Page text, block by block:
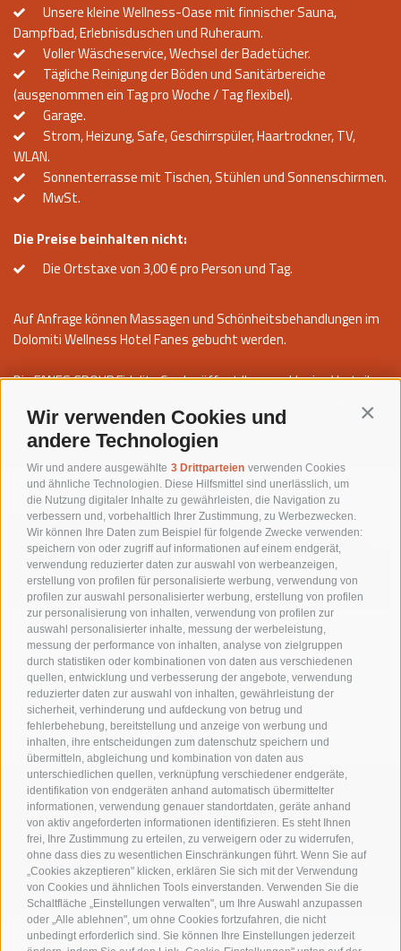
Wir verwenden Cookies und
andere Technologien
Wir und andere ausgewählte 3 Drittparteien verwenden Cookies
und ähnliche Technologien. Diese Hilfsmittel sind unerlässlich, um
die Nutzung digitaler Inhalte zu gewährleisten, die Navigation zu
verbessern und, vorbehaltlich Ihrer Zustimmung, zu Werbezwecken.
Wir können Ihre Daten zum Beispiel für folgende Zwecke verwenden:
speichern von oder zugriff auf informationen auf einem endgerät,
verwendung reduzierter daten zur auswahl von werbeanzeigen,
erstellung von profilen für personalisierte werbung, verwendung von
profilen zur auswahl personalisierter werbung, erstellung von profilen
zur personalisierung von inhalten, verwendung von profilen zur
auswahl personalisierter inhalte, messung der werbeleistung,
messung der performance von inhalten, analyse von zielgruppen
durch statistiken oder kombinationen von daten aus verschiedenen
quellen, entwicklung und verbesserung der angebote, verwendung
reduzierter daten zur auswahl von inhalten, gewährleistung der
sicherheit, verhinderung und aufdeckung von betrug und
fehlerbehebung, bereitstellung und anzeige von werbung und
inhalten, ihre entscheidungen zum datenschutz speichern und
übermitteln, abgleichung und kombination von daten aus
unterschiedlichen quellen, verknüpfung verschiedener endgeräte,
identifikation von endgeräten anhand automatisch übermittelter
informationen, verwendung genauer standortdaten, geräte anhand
von aktiv angeforderten informationen identifizieren. Es steht Ihnen
frei, Ihre Zustimmung zu erteilen, zu verweigern oder zu widerrufen,
ohne dass dies zu wesentlichen Einschränkungen führt. Wenn Sie auf
„Cookies akzeptieren" klicken, erklären Sie sich mit der Verwendung
von Cookies und ähnlichen Tools einverstanden. Verwenden Sie die
Schaltfläche „Einstellungen verwalten", um Ihre Auswahl anzupassen
oder „Alle ablehnen", um ohne Cookies fortzufahren, die nicht
unbedingt erforderlich sind. Sie können Ihre Einstellungen jederzeit
Unsere kleine Wellness-Oase mit finnischer Sauna,
Dampfbad, Erlebnisduschen und Ruheraum.
Voller Wäscheservice, Wechsel der Badetücher.
Tägliche Reinigung der Böden und Sanitärbereiche
(ausgenommen ein Tag pro Woche / Tag flexibel).
Garage.
Strom, Heizung, Safe, Geschirrspüler, Haartrockner, TV,
WLAN.
Sonnenterrasse mit Tischen, Stühlen und Sonnenschirmen.
MwSt.
Die Preise beinhalten nicht:
Die Ortstaxe von 3,00 € pro Person und Tag.
Auf Anfrage können Massagen und Schönheitsbehandlungen im
Dolomiti Wellness Hotel Fanes gebucht werden.
Die FANES GROUP Fidelity Card eröffnet Ihnen exklusive Vorteile
Gruppe.
Sauna
Hier verbringen Sie
schöne und erholsame
Ferien!
Sommer
Alta Badia im Herzen
der Dolomiten
erwartet Sie!
WhatsApp +39 376 1289494
info@residencelaro.it
Ciasa La Rô
Str. Soplà, 7 - 39036 St. Kassian Südtirol - Italien